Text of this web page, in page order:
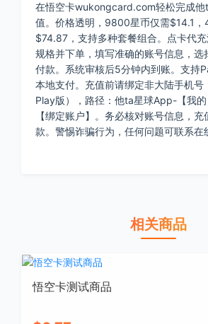
在悟空卡wukongcard.com轻松完成他
值。价格透明，9800星币仅需$14.1
$74.87，支持多种套餐组合。点卡代
规格并下单，填写准确的账号信息，选
付款。系统审核后5分钟内到账。支持
本地支付。充值前请绑定非大陆手机号
Play版），路径：他ta星球App-【我
【绑定账户】。务必核对账号信息，
款。警惕诈骗行为，任何问题可联系在
相关商品
悟空卡测试商品